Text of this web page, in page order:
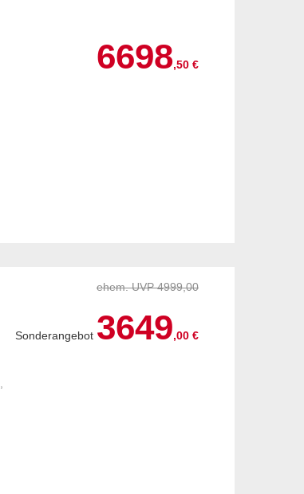
6698,50 €
ehem. UVP 4999,00
Sonderangebot 3649,00 €